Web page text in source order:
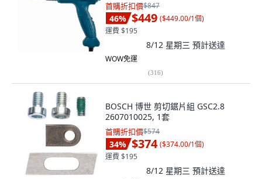
首購折扣價$847
46% $449 ($449.00/1個)
運費 $195
8/12 星期三 預計送達
WOW免運
(316)
BOSCH 博世 剪切鋸片組 GSC2.8
2607010025, 1套
首購折扣價$574
34% $374 ($374.00/1個)
運費 $195
8/12 星期三 預計送達